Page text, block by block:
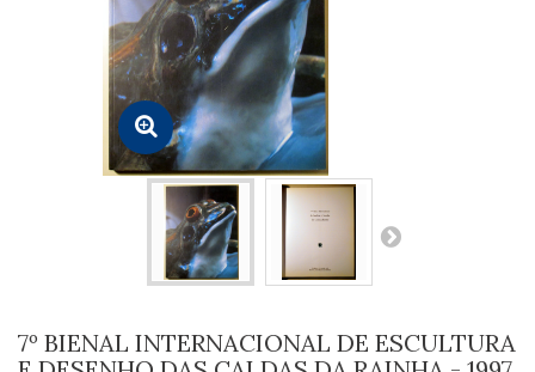
7º BIENAL INTERNACIONAL DE ESCULTURA